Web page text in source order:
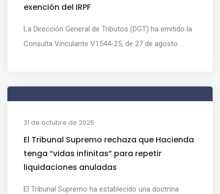
exención del IRPF
La Dirección General de Tributos (DGT) ha emitido la
Consulta Vinculante V1544-25, de 27 de agosto ...
31 de octubre de 2025
El Tribunal Supremo rechaza que Hacienda
tenga “vidas infinitas” para repetir
liquidaciones anuladas
El Tribunal Supremo ha establecido una doctrina